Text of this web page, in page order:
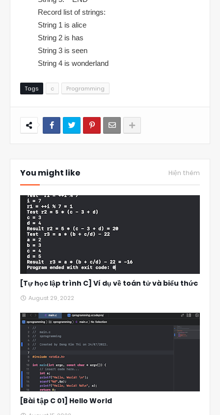
Record list of strings:
String 1 is alice
String 2 is has
String 3 is seen
String 4 is wonderland
Tags c Programming
You might like Hiện thêm
[Tự học lập trình C] Ví dụ về toán tử và biểu thức
August 29, 2022
[Bài tập C 01] Hello World